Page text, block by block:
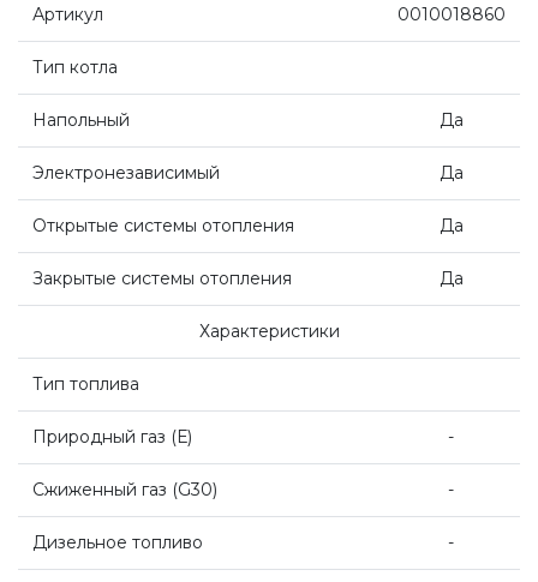
Напольные газовые котлы Vaillant
Напольные газовые конденсационные
котлы Vaillant
Настенные электрические котлы Vaillant
Ёмкостные водонагреватели Vaillant
Системы управления Vaillant
Пакетные решения Vaillant
Вентиляционные установки Vaillant
Артикул 0010018860
Тип котла
Напольный Да
Электронезависимый Да
Открытые системы отопления Да
Закрытые системы отопления Да
Характеристики
Тип топлива
Природный газ (Е) -
Сжиженный газ (G30) -
Дизельное топливо -